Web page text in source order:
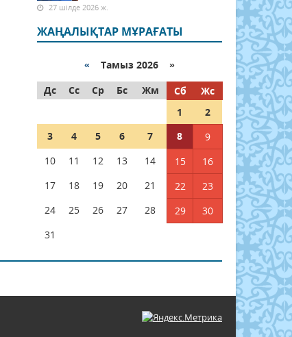
27 шілде 2026 ж.
ЖАҢАЛЫҚТАР МҰРАҒАТЫ
« Тамыз 2026 »
Дс
Сс Ср Бс Жм Сб
Жс
1
2
3
4 5 6 7 8
9
10
11 12 13 14 15
16
17
18 19 20 21 22
23
24
25 26 27 28 29
30
31